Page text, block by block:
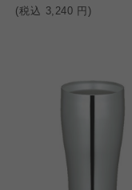
(税込 3,240 円)